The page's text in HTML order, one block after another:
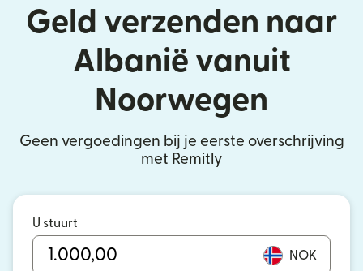
Geld verzenden naar
Albanië vanuit
Noorwegen
Geen vergoedingen bij je eerste overschrijving
met Remitly
U stuurt
NOK